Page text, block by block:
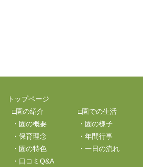
トップページ
□園の紹介
・園の概要
・保育理念
・園の特色
・口コミQ&A
□園での生活
・園の様子
・年間行事
・一日の流れ